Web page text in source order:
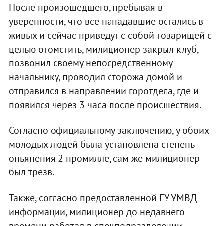
После произошедшего, пребывая в
уверенности, что все нападавшие остались в
живых и сейчас приведут с собой товарищей с
целью отомстить, милиционер закрыл клуб,
позвонил своему непосредственному
начальнику, проводил сторожа домой и
отправился в направлении горотдела, где и
появился через 3 часа после происшествия.
Согласно официальному заключению, у обоих
молодых людей была установлена степень
опьянения 2 промилле, сам же милиционер
был трезв.
Также, согласно предоставленной ГУ УМВД
информации, милиционер до недавнего